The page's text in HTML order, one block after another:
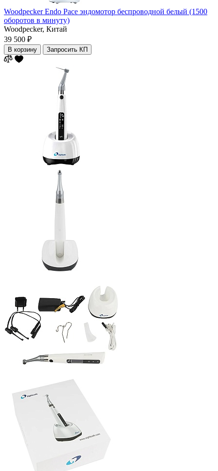
Woodpecker Endo Pace эндомотор беспроводной белый (1500
оборотов в минуту)
Woodpecker, Китай
39 500 ₽
В корзину Запросить КП